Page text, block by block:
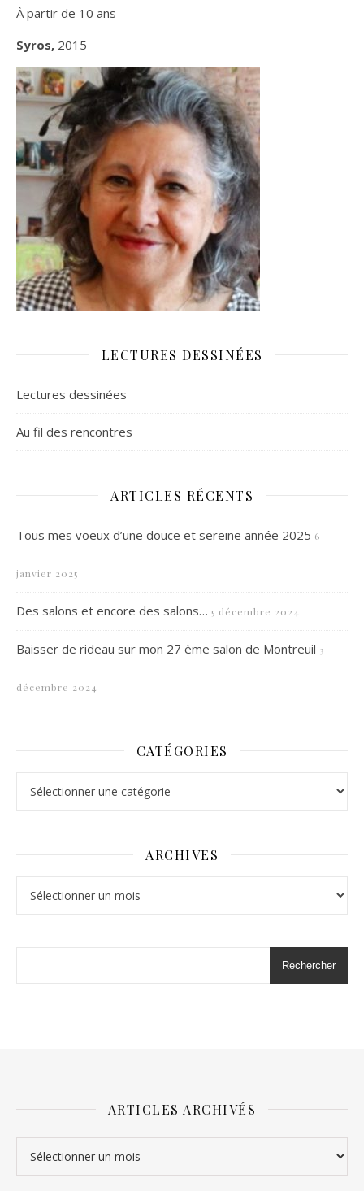
À partir de 10 ans
Syros, 2015
LECTURES DESSINÉES
Lectures dessinées
Au fil des rencontres
ARTICLES RÉCENTS
Tous mes voeux d’une douce et sereine année 2025 6
janvier 2025
Des salons et encore des salons… 5 décembre 2024
Baisser de rideau sur mon 27 ème salon de Montreuil 3
décembre 2024
CATÉGORIES
ARCHIVES
Rechercher
ARTICLES ARCHIVÉS